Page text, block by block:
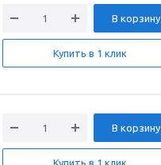
В корзину
Купить в 1 клик
В корзину
Купить в 1 клик